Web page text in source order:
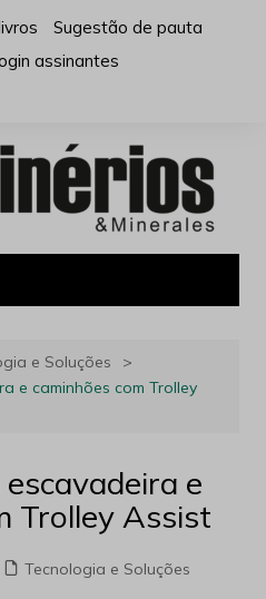
Sugestão de pauta
assinantes
e Soluções
e caminhões com Trolley
e
Trolley Assist
Tecnologia e Soluções